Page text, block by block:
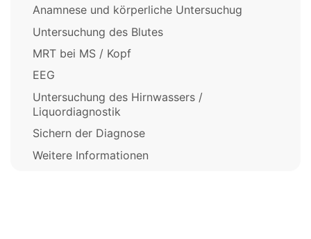
Anamnese und körperliche Untersuchug
Untersuchung des Blutes
MRT bei MS / Kopf
EEG
Untersuchung des Hirnwassers /
Liquordiagnostik
Sichern der Diagnose
Weitere Informationen